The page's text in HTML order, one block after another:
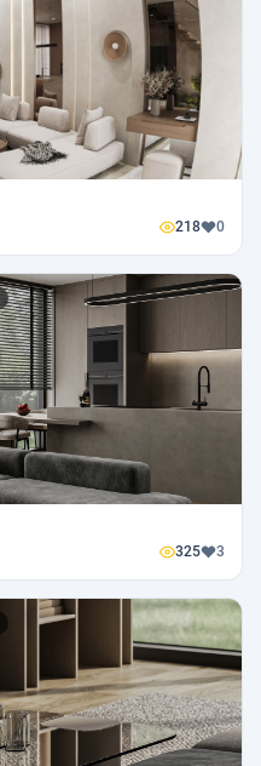
218 0
325 3